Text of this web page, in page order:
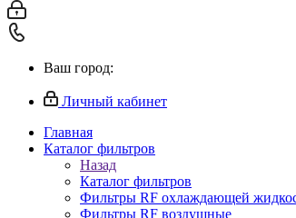
Ваш город:
Личный кабинет
Главная
Каталог фильтров
Назад
Каталог фильтров
Фильтры RF охлаждающей
Фильтры RF воздушные